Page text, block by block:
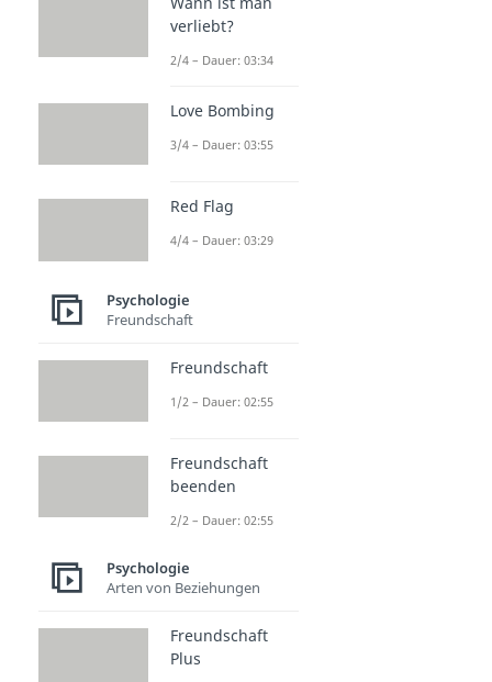
verliebt?
2/4 – Dauer: 03:34
Love Bombing
3/4 – Dauer: 03:55
Red Flag
4/4 – Dauer: 03:29
Psychologie
Freundschaft
Freundschaft
1/2 – Dauer: 02:55
Freundschaft
beenden
2/2 – Dauer: 02:55
Psychologie
Arten von Beziehungen
Freundschaft
Plus